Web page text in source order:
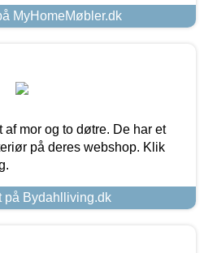
MyHomeMøbler.dk
mor og to døtre. De har et
på deres webshop. Klik
på Bydahlliving.dk